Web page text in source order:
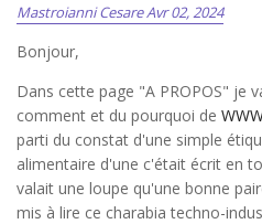
Mastroianni CesareAvr 02, 2024
Bonjour,
Dans cette page "A PROPOS" je
comment et du pourquoi de
parti du constat d'une simple
alimentaire d'une c'était écrit en
valait une loupe qu'une bonne
mis à lire ce charabia techno-